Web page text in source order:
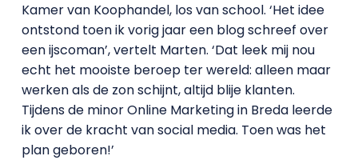
Kamer van Koophandel, los van school. ‘Het idee
ontstond toen ik vorig jaar een blog schreef over
een ijscoman’, vertelt Marten. ‘Dat leek mij nou
echt het mooiste beroep ter wereld: alleen maar
werken als de zon schijnt, altijd blije klanten.
Tijdens de minor Online Marketing in Breda leerde
ik over de kracht van social media. Toen was het
plan geboren!’